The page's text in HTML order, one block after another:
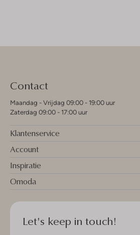
Contact
Maandag - Vrijdag 09:00 - 19:00 uur
Zaterdag 09:00 - 17:00 uur
Klantenservice
Account
Inspiratie
Omoda
Let's keep in touch!